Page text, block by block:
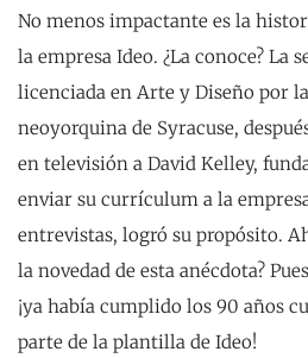
No menos impactante es la
la empresa Ideo. ¿La conoce? La
licenciada en Arte y Diseño por
neoyorquina de Syracuse,
en televisión a David Kelley,
enviar su currículum a la
entrevistas, logró su propósito.
la novedad de esta anécdota?
¡ya había cumplido los 90 años
parte de la plantilla de Ideo!